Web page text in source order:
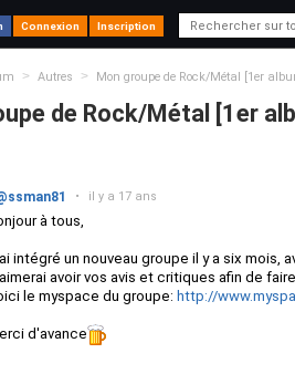
Connexion Inscription
> Autres > Mon groupe de Rock/Métal [1er
de Rock/Métal [1er
• il y a 17 ans
à tous,
intégré un nouveau groupe il y a six mois,
avoir vos avis et critiques afin de
le myspace du groupe: http://
d'avance